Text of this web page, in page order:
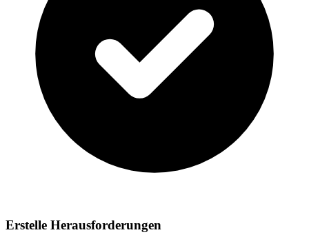
Erstelle Herausforderungen